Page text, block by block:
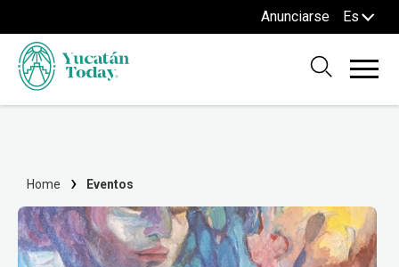
Anunciarse Es
Home Eventos